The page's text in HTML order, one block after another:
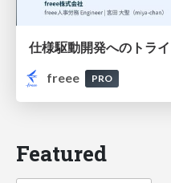
freee
PRO
Featured